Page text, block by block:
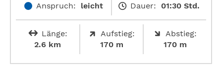
Anspruch: leicht Dauer: 01:30 Std.
Länge:
2.6 km
Aufstieg:
170 m
Abstieg:
170 m